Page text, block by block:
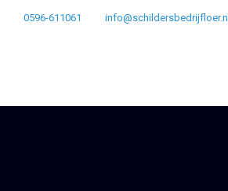
0596-611061 info@schildersbedrijfloer.nl